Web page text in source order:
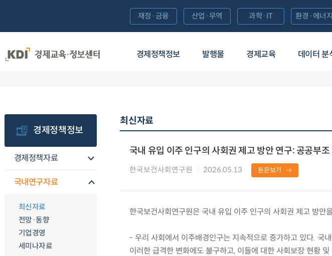
경제정책정보 발행물 경제교육 데이터 분
재정·금융 산업·무역 과학·IT 환경·에너지
경제정책정보
경제정책자료
국내연구자료
최신자료
전망·동향
기업경영
세미나자료
최신자료
국내 유입 이주 인구의 사회권 제고 방안 연구: 공공부
한국보건사회연구원 2026.05.13 원문보기
한국보건사회연구원은 국내 유입 이주 인구의 사회권 제고 방안
- 우리 사회에서 이주배경인구는 지속적으로 증가하고 있다. 국
이러한 급격한 변화에도 불구하고, 이들에 대한 사회보장 현황